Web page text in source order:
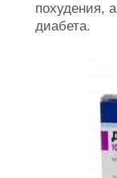
похудения,
диабета.